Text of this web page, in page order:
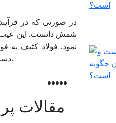
در صورتی که در
شمش دانست. این عیب
نمود. فولاد کثیف
دست آمده از این مذاب نیز دارای ترک هایی که به صورت چشمی قابل مشاهده هستند می باشد.
مقالات